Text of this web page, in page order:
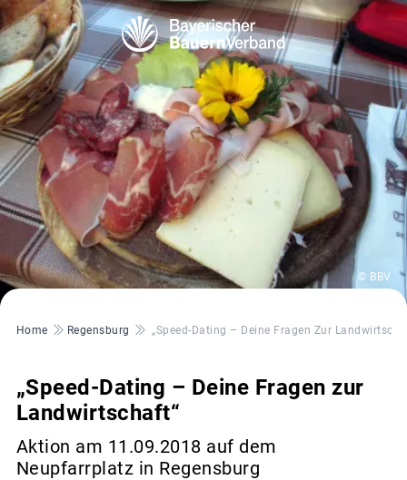
© BBV
Pfadnavigation
Home Regensburg „Speed-Dating – Deine Fragen Zur
„Speed-Dating – Deine Fragen zur
Landwirtschaft“
Aktion am 11.09.2018 auf dem
Neupfarrplatz in Regensburg